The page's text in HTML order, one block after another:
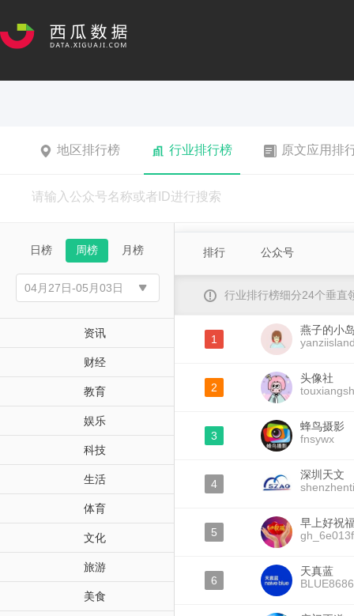
地区排行榜 行业排行榜 原文应用排
日榜 周榜 月榜
资讯
财经
教育
娱乐
科技
生活
体育
文化
旅游
美食
排行 公众号
行业排行榜细分24个垂直
1
燕子的小
2
头像社
3
蜂鸟摄影
fnsywx
4
深圳天文
5
早上好祝
6
天真蓝
BLUE8686